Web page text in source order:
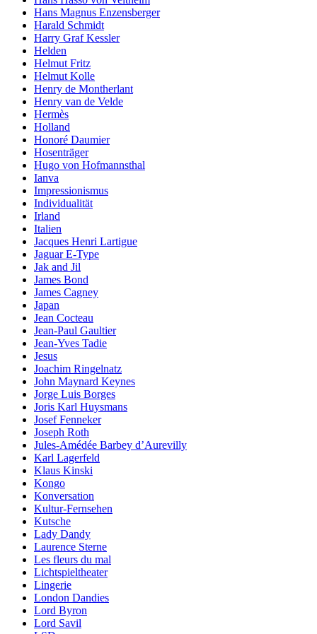
Hans Magnus Enzensberger
Harald Schmidt
Harry Graf Kessler
Helden
Helmut Fritz
Helmut Kolle
Henry de Montherlant
Henry van de Velde
Hermès
Holland
Honoré Daumier
Hosenträger
Hugo von Hofmannsthal
Ianva
Impressionismus
Individualität
Irland
Italien
Jacques Henri Lartigue
Jaguar E-Type
Jak and Jil
James Bond
James Cagney
Japan
Jean Cocteau
Jean-Paul Gaultier
Jean-Yves Tadie
Jesus
Joachim Ringelnatz
John Maynard Keynes
Jorge Luis Borges
Joris Karl Huysmans
Josef Fenneker
Joseph Roth
Jules-Amédée Barbey d’Aurevilly
Karl Lagerfeld
Klaus Kinski
Kongo
Konversation
Kultur-Fernsehen
Kutsche
Lady Dandy
Laurence Sterne
Les fleurs du mal
Lichtspieltheater
Lingerie
London Dandies
Lord Byron
Lord Savil